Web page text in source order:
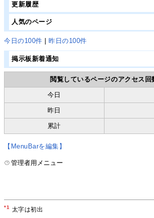
更新履歴
人気のページ
今日の100件 |昨日の100件
掲示板新着通知
閲覧しているページのアクセス回
今日
昨日
累計
【MenuBarを編集】
管理者用メニュー
*1 太字は初出